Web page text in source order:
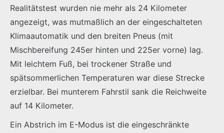
Realitätstest wurden nie mehr als 24 Kilometer
angezeigt, was mutmaßlich an der eingeschalteten
Klimaautomatik und den breiten Pneus (mit
Mischbereifung 245er hinten und 225er vorne) lag.
Mit leichtem Fuß, bei trockener Straße und
spätsommerlichen Temperaturen war diese Strecke
erzielbar. Bei munterem Fahrstil sank die Reichweite
auf 14 Kilometer.
Ein Abstrich im E-Modus ist die eingeschränkte